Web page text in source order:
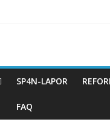
SP4N-LAPOR
FAQ